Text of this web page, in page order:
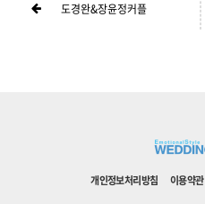
도경완&장윤정커플
개인정보처리방침 이용약관